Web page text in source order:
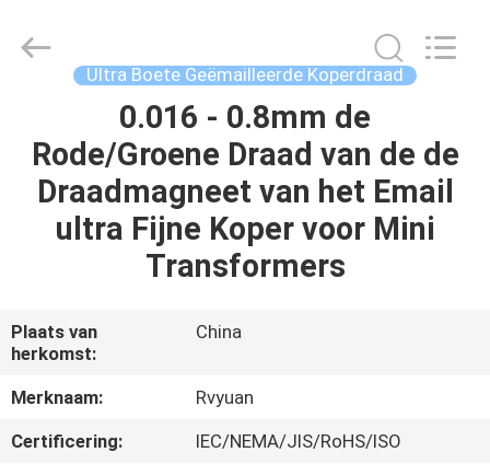
PRODUCTEN
ONGEVEER
ONS
FABRIEKSREIS
Material
Co,.Ltd.
Ultra Boete Geëmailleerde Koperdraad
0.016 - 0.8mm de
Rode/Groene Draad van de de
Draadmagneet van het Email
ultra Fijne Koper voor Mini
Transformers
Plaats van
herkomst:
China
Merknaam:
Rvyuan
Certificering:
IEC/NEMA/JIS/RoHS/ISO